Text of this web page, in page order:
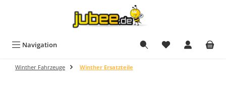
Navigation
Winther Fahrzeuge Winther Ersatzteile